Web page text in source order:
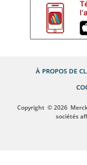
À PROPOS DE
Copyright © 2026
sociétés